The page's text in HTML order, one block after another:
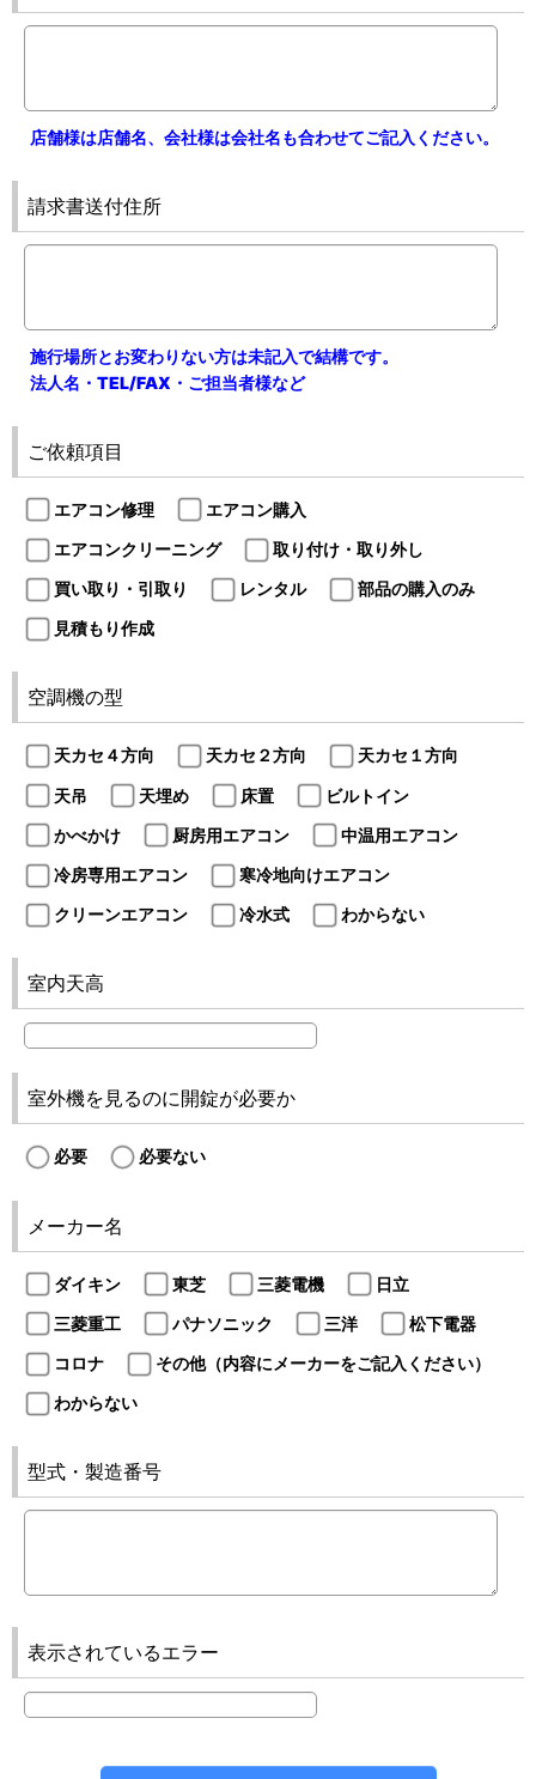
店舗様は店舗名、会社様は会社名も合わせてご記入ください。
請求書送付住所
施行場所とお変わりない方は未記入で結構です。
法人名・TEL/FAX・ご担当者様など
ご依頼項目
エアコン修理
エアコン購入
エアコンクリーニング
取り付け・取り外し
買い取り・引取り
レンタル
部品の購入のみ
見積もり作成
空調機の型
天カセ４方向 天カセ２方向
天カセ１方向
天吊
天埋め 床置
ビルトイン
かべかけ
厨房用エアコン
中温用エアコン
冷房専用エアコン
寒冷地向けエアコン
クリーンエアコン
冷水式 わからない
室内天高
室外機を見るのに開錠が必要か
必要 必要ない
メーカー名
ダイキン 東芝 三菱電機
日立
三菱重工
パナソニック 三洋
松下電器
コロナ
その他（内容にメーカーをご記入ください）
わからない
型式・製造番号
表示されているエラー